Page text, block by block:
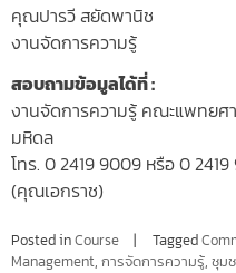
คุณปารวี สยัดพานิช
งานจัดการความรู้
สอบถามข้อมูลได้ที่ :
งานจัดการความรู้ คณะแพทยศ
มหิดล
โทร. 0 2419 9009 หรือ 0 2419
(คุณเอกราช)
Posted inCourse Tagged
Management, การจัดการความรู้, ชุม